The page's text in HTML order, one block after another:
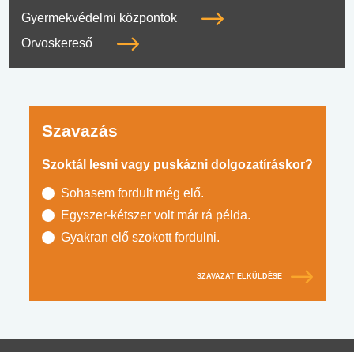
Gyermekvédelmi központok
Orvoskereső
Szavazás
Szoktál lesni vagy puskázni dolgozatíráskor?
Sohasem fordult még elő.
Egyszer-kétszer volt már rá példa.
Gyakran elő szokott fordulni.
SZAVAZAT ELKÜLDÉSE